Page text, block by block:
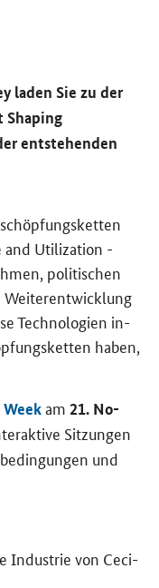
laden Sie zu der
Shaping
ent­ste­hen­den
and Utilization -
po­li­ti­schen
Wei­ter­ent­wick­lung
Tech­no­lo­gien in­
haben,
am 21. No­
Sit­zun­gen
und
In­dus­trie von Ce­ci­